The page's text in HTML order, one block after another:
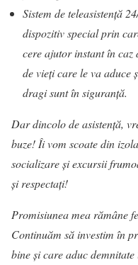
Sistem de teleasistență
dispozitiv special prin
cere ajutor instant în caz
de vieți care le va aduce
dragi sunt în siguranță.
Dar dincolo de asistență,
buze! Îi vom scoate din
socializare și excursii
și respectați!
Promisiunea mea rămâne
Continuăm să investim în
bine și care aduc